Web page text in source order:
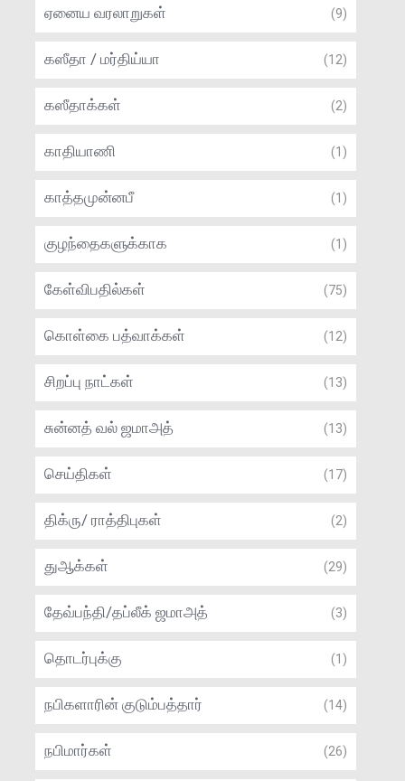
ஏனைய வரலாறுகள் (9)
கஸீதா / மர்திய்யா (12)
கஸீதாக்கள் (2)
காதியாணி (1)
காத்தமுன்னபீ (1)
குழந்தைகளுக்காக (1)
கேள்விபதில்கள் (75)
கொள்கை பத்வாக்கள் (12)
சிறப்பு நாட்கள் (13)
சுன்னத் வல் ஜமாஅத் (13)
செய்திகள் (17)
திக்ரு/ ராத்திபுகள் (2)
துஆக்கள் (29)
தேவ்பந்தி/தப்லீக் ஜமாஅத் (3)
தொடர்புக்கு (1)
நபிகளாரின் குடும்பத்தார் (14)
நபிமார்கள் (26)